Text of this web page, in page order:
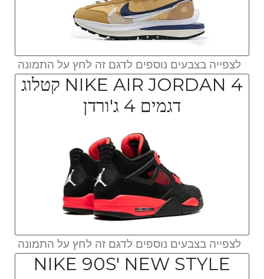
לצפייה בצבעים נוספים לדגם זה לחץ על התמונה
NIKE AIR JORDAN 4 קטלוג
דגמים 4 ג'ורדן
לצפייה בצבעים נוספים לדגם זה לחץ על התמונה
NIKE 90S' NEW STYLE